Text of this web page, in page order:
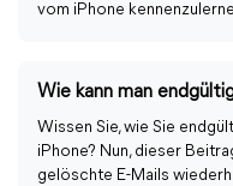
vom iPhone
Wissen Sie, wie Sie
iPhone? Nun, dieser
gelöschte E-Mails